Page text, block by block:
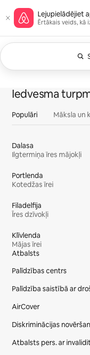
un
uz
saturu
AirbnbLejupielādējiet
Ērtākais veids, kā
Iedvesma
Populāri Māksla un
Dalasa
Ilgtermiņa īres mājokļi
Portlenda
Kotedžas īrei
Filadelfija
Īres dzīvokļi
Klīvlenda
Mājas īrei
Vietnes kājene
Atbalsts
Palīdzības centrs
Palīdzība saistībā ar
AirCover
Diskriminācijas
Atbalsts pers. ar